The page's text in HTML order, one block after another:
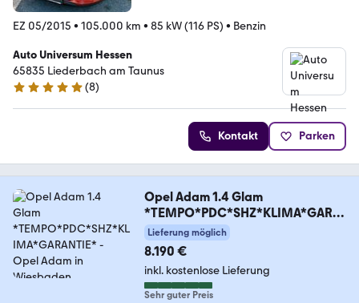
EZ 05/2015 • 105.000 km • 85 kW (116 PS) • Benzin
Auto Universum Hessen
65835 Liederbach am Taunus
4.9 Sterne
(8)
Kontakt Parken
Opel Adam 1.4 Glam
*TEMPO*PDC*SHZ*KLIMA*GARA
NTIE*
Lieferung möglich
8.190 €
inkl. kostenlose Lieferung
Sehr guter Preis